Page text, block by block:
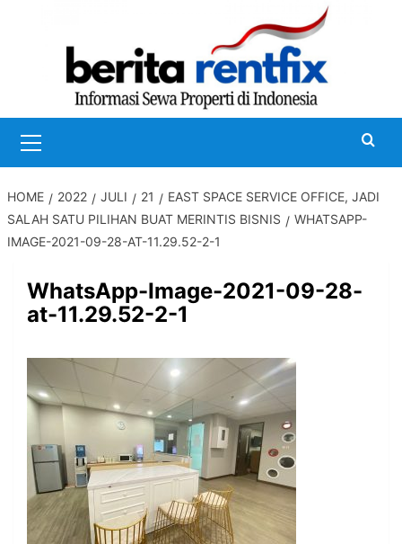
Menu
HOME 2022 JULI 21
EAST SPACE SERVICE OFFICE, JADI
SALAH SATU PILIHAN BUAT MERINTIS BISNIS
WHATSAPP-
IMAGE-2021-09-28-AT-11.29.52-2-1
WhatsApp-Image-2021-09-28-
at-11.29.52-2-1